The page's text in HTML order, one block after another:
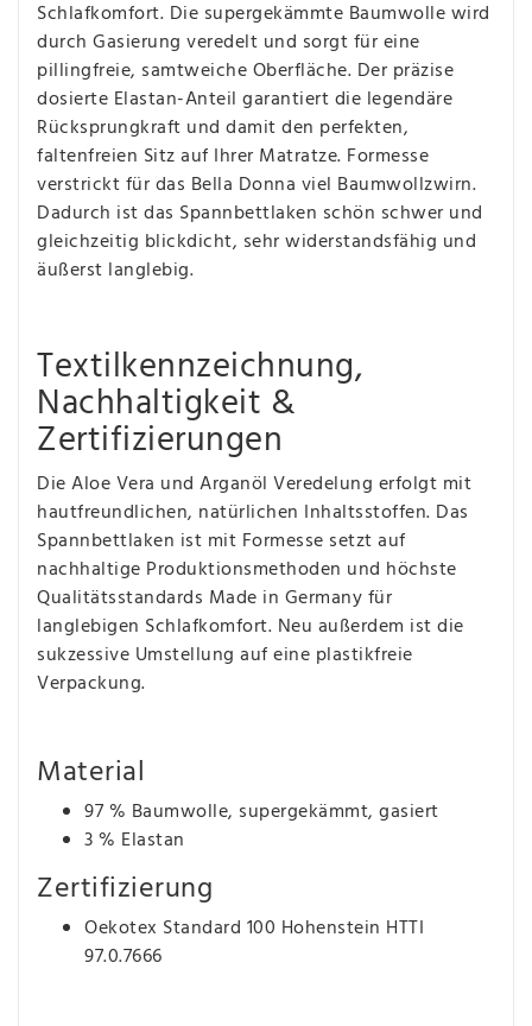
Schlafkomfort. Die supergekämmte Baumwolle wird
durch Gasierung veredelt und sorgt für eine
pillingfreie, samtweiche Oberfläche. Der präzise
dosierte Elastan-Anteil garantiert die legendäre
Rücksprungkraft und damit den perfekten,
faltenfreien Sitz auf Ihrer Matratze. Formesse
verstrickt für das Bella Donna viel Baumwollzwirn.
Dadurch ist das Spannbettlaken schön schwer und
gleichzeitig blickdicht, sehr widerstandsfähig und
äußerst langlebig.
Textilkennzeichnung,
Nachhaltigkeit &
Zertifizierungen
Die Aloe Vera und Arganöl Veredelung erfolgt mit
hautfreundlichen, natürlichen Inhaltsstoffen. Das
Spannbettlaken ist mit Formesse setzt auf
nachhaltige Produktionsmethoden und höchste
Qualitätsstandards Made in Germany für
langlebigen Schlafkomfort. Neu außerdem ist die
sukzessive Umstellung auf eine plastikfreie
Verpackung.
Material
97 % Baumwolle, supergekämmt, gasiert
3 % Elastan
Zertifizierung
Oekotex Standard 100 Hohenstein HTTI
97.0.7666